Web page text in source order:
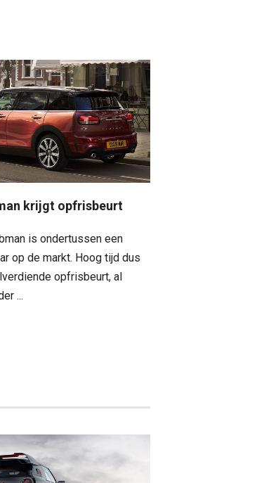
krijgt opfrisbeurt
is ondertussen een
op de markt. Hoog tijd dus
opfrisbeurt, al
...